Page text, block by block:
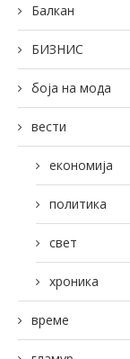
Балкан
БИЗНИС
боја на мода
вести
економија
политика
свет
хроника
време